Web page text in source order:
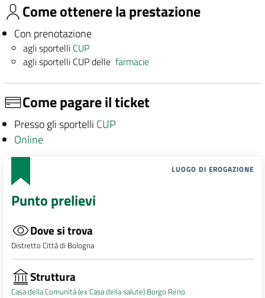
Come ottenere la prestazione
Con prenotazione
agli sportelli CUP
agli sportelli CUP dellefarmacie
Come pagare il ticket
Presso gli sportelli CUP
Online
LUOGO DI EROGAZIONE
Punto prelievi
Dove si trova
Distretto Città di Bologna
Struttura
Casa della Comunità (ex Casa della salute) Borgo Reno